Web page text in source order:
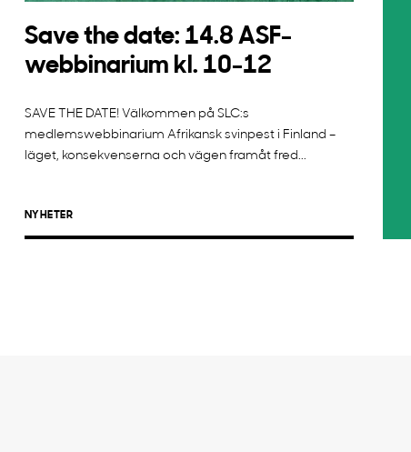
Save the date: 14.8 ASF-
webbinarium kl. 10-12
SAVE THE DATE! Välkommen på SLC:s
medlemswebbinarium Afrikansk svinpest i Finland –
läget, konsekvenserna och vägen framåt fred...
NYHETER